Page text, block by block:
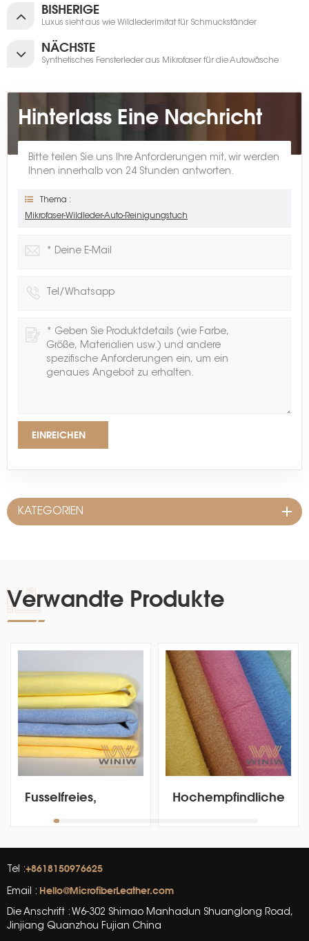
BISHERIGE
Luxus sieht aus wie Wildlederimitat für Schmuckständer
NÄCHSTE
Synthetisches Fensterleder aus Mikrofaser für die Autowäsche
Hinterlass Eine Nachricht
Bitte teilen Sie uns Ihre Anforderungen mit, wir werden
Ihnen innerhalb von 24 Stunden antworten.
Thema :
Mikrofaser-Wildleder-Auto-Reinigungstuch
EINREICHEN
KATEGORIEN
Verwandte Produkte
Fusselfreies,
Chamois-
Handtuch für die
Hochempfindliches,
Chamois-Tuch
Tel :+8618150976625
Email : Hello@MicrofiberLeather.com
Die Anschrift : W6-302 Shimao Manhadun Shuanglong Road,
Jinjiang Quanzhou Fujian China